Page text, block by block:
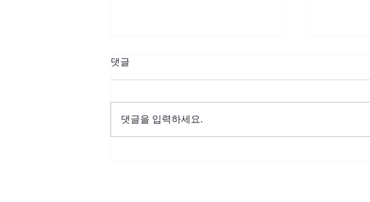
너, 결혼해
댓글
댓글을 입력하세요.